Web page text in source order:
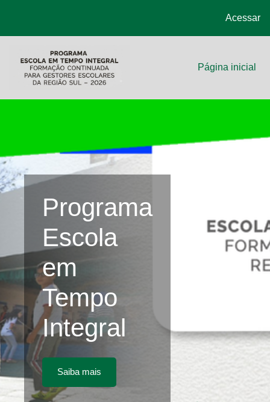
Acessar
Página inicial
Programa
Escola
em
Tempo
Integral
Saiba mais